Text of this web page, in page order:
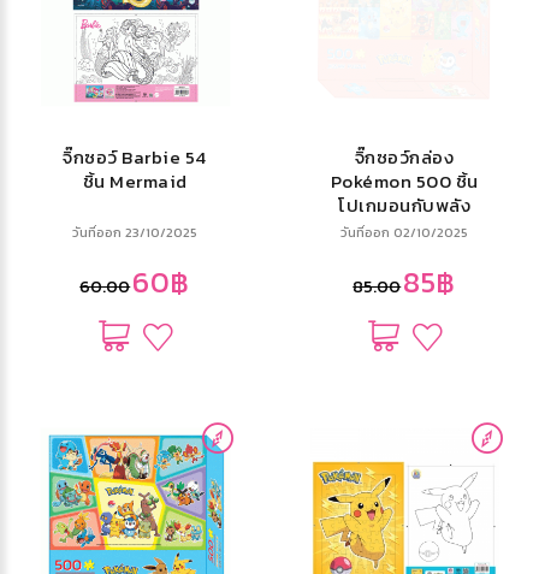
จิ๊กซอว์ Barbie 54
ชิ้น Mermaid
วันที่ออก 23/10/2025
60.0060฿
จิ๊กซอว์กล่อง
Pokémon 500 ชิ้น
โปเกมอนกับพลัง
พิเศษ
วันที่ออก 02/10/2025
85.0085฿